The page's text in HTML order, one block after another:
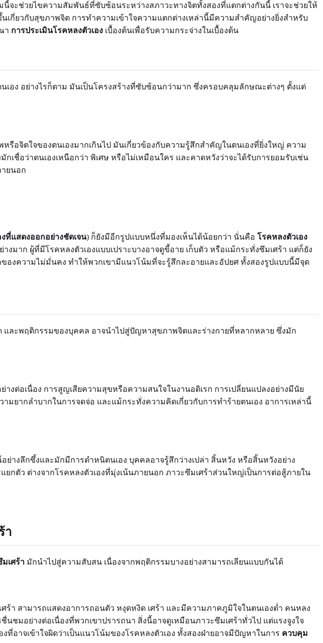
นี้จะช่วยไขความสัมพันธ์ที่ซับซ้อนระหว่างสภาวะทางจิตทั้งสองที่แตกต่างกันนี้ เราจะช่วยให้
กี่ยวกับสุขภาพจิต การทำความเข้าใจความแตกต่างเหล่านี้มีความสำคัญอย่างยิ่งสำหรับ
า การประเมินโรคหลงตัวเอง เบื้องต้นเพื่อรับความกระจ่างในเบื้องต้น
เอง อย่างไรก็ตาม มันเป็นโครงสร้างที่ซับซ้อนกว่ามาก ซึ่งครอบคลุมลักษณะต่างๆ ตั้งแต่
อจิตใจของตนเองมากเกินไป มันเกี่ยวข้องกับความรู้สึกสำคัญในตนเองที่ยิ่งใหญ่ ความ
ชื่อว่าตนเองเหนือกว่า พิเศษ หรือไม่เหมือนใคร และคาดหวังว่าจะได้รับการยอมรับเช่น
ายนอก
ที่แสดงออกอย่างชัดเจน) ก็ยังมีอีกรูปแบบหนึ่งที่มองเห็นได้น้อยกว่า นั่นคือ โรคหลงตัวเอง
ก ผู้ที่มีโรคหลงตัวเองแบบเปราะบางอาจดูขี้อาย เก็บตัว หรือแม้กระทั่งซึมเศร้า แต่ก็ยัง
องความไม่มั่นคง ทำให้พวกเขามีแนวโน้มที่จะรู้สึกละอายและอัปยศ ทั้งสองรูปแบบนี้มีจุด
ละพฤติกรรมของบุคคล อาจนำไปสู่ปัญหาสุขภาพจิตและร่างกายที่หลากหลาย ซึ่งมัก
อเนื่อง การสูญเสียความสุขหรือความสนใจในงานอดิเรก การเปลี่ยนแปลงอย่างมีนัย
ากลำบากในการจดจ่อ และแม้กระทั่งความคิดเกี่ยวกับการทำร้ายตนเอง อาการเหล่านี้
างลึกซึ้งและมักมีการตำหนิตนเอง บุคคลอาจรู้สึกว่างเปล่า สิ้นหวัง หรือสิ้นหวังอย่าง
ตัว ต่างจากโรคหลงตัวเองที่มุ่งเน้นภายนอก ภาวะซึมเศร้าส่วนใหญ่เป็นการต่อสู้ภายใน
า
เศร้า มักนำไปสู่ความสับสน เนื่องจากพฤติกรรมบางอย่างสามารถเลียนแบบกันได้
ร้า สามารถแสดงอาการถอนตัว หงุดหงิด เศร้า และมีความภาคภูมิใจในตนเองต่ำ คนหลง
มอย่างต่อเนื่องที่พวกเขาปรารถนา สิ่งนี้อาจดูเหมือนภาวะซึมเศร้าทั่วไป แต่แรงจูงใจ
อาจเข้าใจผิดว่าเป็นแนวโน้มของโรคหลงตัวเอง ทั้งสองฝ่ายอาจมีปัญหาในการ ควบคุม